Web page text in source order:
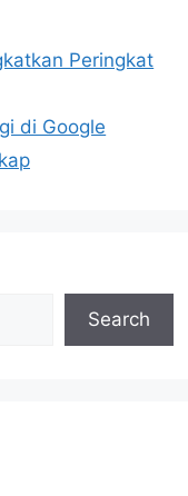
Peringkat
di Google
Search